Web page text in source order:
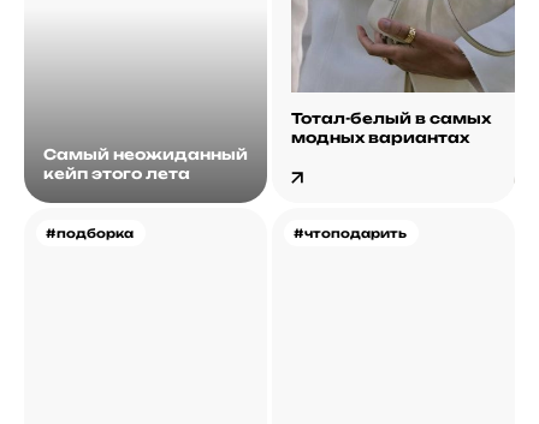
Самый неожиданный
кейп этого лета
Тотал-белый в самых
модных вариантах
#подборка #чтоподарить